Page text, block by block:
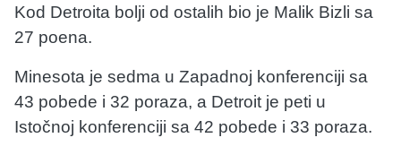
Kod Detroita bolji od ostalih bio je Malik Bizli sa
27 poena.
Minesota je sedma u Zapadnoj konferenciji sa
43 pobede i 32 poraza, a Detroit je peti u
Istočnoj konferenciji sa 42 pobede i 33 poraza.